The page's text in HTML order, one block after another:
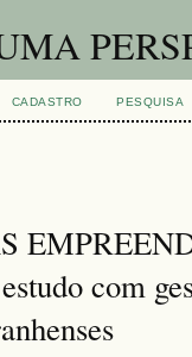
CADASTRO PESQUISA
com